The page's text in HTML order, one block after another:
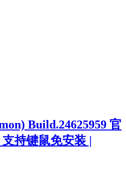
Build.24625959 官
持键鼠免安装 |